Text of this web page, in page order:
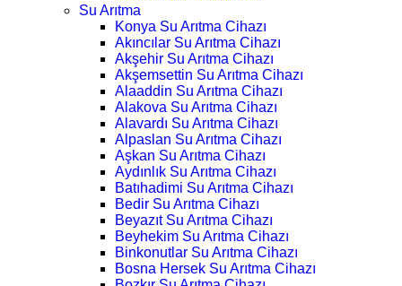
Su Arıtma
Konya Su Arıtma Cihazı
Akıncılar Su Arıtma Cihazı
Akşehir Su Arıtma Cihazı
Akşemsettin Su Arıtma Cihazı
Alaaddin Su Arıtma Cihazı
Alakova Su Arıtma Cihazı
Alavardı Su Arıtma Cihazı
Alpaslan Su Arıtma Cihazı
Aşkan Su Arıtma Cihazı
Aydınlık Su Arıtma Cihazı
Batıhadimi Su Arıtma Cihazı
Bedir Su Arıtma Cihazı
Beyazıt Su Arıtma Cihazı
Beyhekim Su Arıtma Cihazı
Binkonutlar Su Arıtma Cihazı
Bosna Hersek Su Arıtma Cihazı